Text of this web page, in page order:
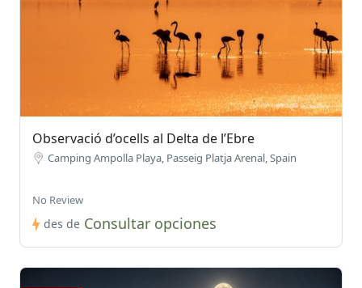
Observació d’ocells al Delta de l’Ebre
Camping Ampolla Playa, Passeig Platja Arenal, Spain
No Review
des de Consultar opciones